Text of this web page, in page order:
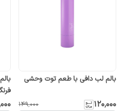
بالم لب دافی با طعم توت وحشی
۱۲۰٬۰۰۰ ۱۴۹٬۰۰۰